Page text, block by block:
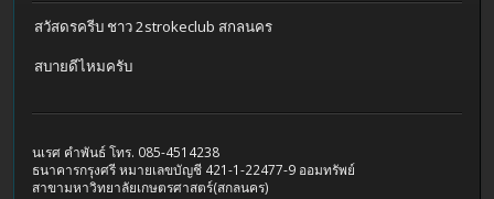
สวัสดรครีบ ชาว 2strokeclub สกลนคร
สบายดีไหมครับ
นเรศ คำพันธ์ โทร. 085-4514238
ธนาคารกรุงศรี หมายเลขบัญชี 421-1-22477-9 ออมทรัพย์
สาขามหาวิทยาลัยเกษตรศาสตร์(สกลนคร)